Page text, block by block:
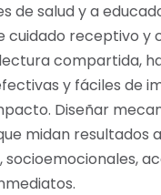
de salud y a
cuidado receptivo y
compartida,
y fáciles de
Diseñar
midan resultados
socioemocionales,